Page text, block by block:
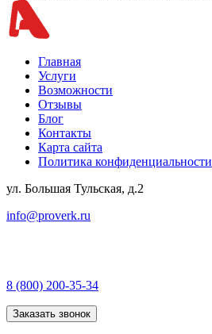
Главная
Услуги
Возможности
Отзывы
Блог
Контакты
Карта сайта
Политика конфиденциальности
ул. Большая Тульская, д.2
info@proverk.ru
8 (800) 200-35-34
Заказать звонок